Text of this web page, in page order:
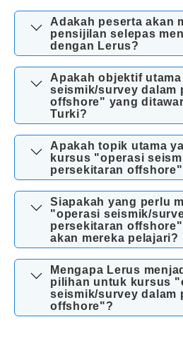
Adakah peserta akan
pensijilan selepas
dengan Lerus?
Apakah objektif
seismik/survey dalam
offshore" yang
Turki?
Apakah topik utama
kursus "operasi
persekitaran
Siapakah yang perlu
"operasi seismik/
persekitaran
akan mereka pelajari?
Mengapa Lerus
pilihan untuk kursus
seismik/survey dalam
offshore"?